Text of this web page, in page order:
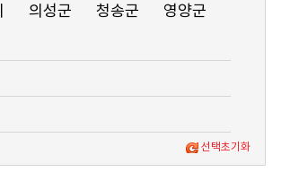
의성군 청송군
영양군
선택초기화